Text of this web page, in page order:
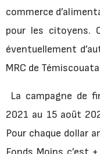
commerce
pour les citoyens.
éventuellement
MRC de
La campagne de
2021 au 15 août
Pour chaque dollar